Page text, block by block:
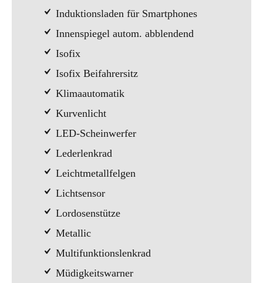
Induktionsladen für Smartphones
Innenspiegel autom. abblendend
Isofix
Isofix Beifahrersitz
Klimaautomatik
Kurvenlicht
LED-Scheinwerfer
Lederlenkrad
Leichtmetallfelgen
Lichtsensor
Lordosenstütze
Metallic
Multifunktionslenkrad
Müdigkeitswarner